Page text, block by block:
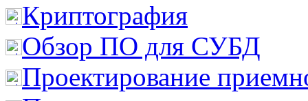
Криптография
Обзор ПО для СУБД
Проектирование